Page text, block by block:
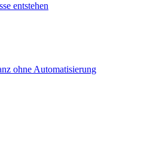
entstehen
ohne Automatisierung